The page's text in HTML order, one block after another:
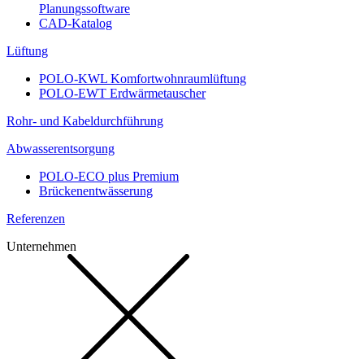
Planungssoftware
CAD-Katalog
Lüftung
POLO-KWL Komfortwohnraumlüftung
POLO-EWT Erdwärmetauscher
Rohr- und Kabeldurchführung
Abwasserentsorgung
POLO-ECO plus Premium
Brückenentwässerung
Referenzen
Unternehmen